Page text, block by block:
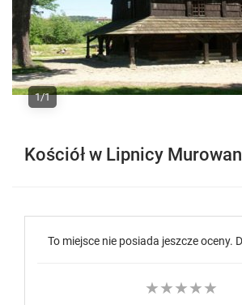
1/1
Kościół w Lipnicy
To miejsce nie posiada jeszcze oceny.
★
★
★
★
★